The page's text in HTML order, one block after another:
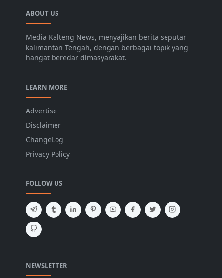
ABOUT US
Media Kalteng News, menyajikan berita seputar
kalimantan Tengah, dengan berbagai topik yang
hangat beredar dimasyarakat.
LEARN MORE
Advertise
Disclaimer
ChangeLog
Privacy Policy
FOLLOW US
NEWSLETTER